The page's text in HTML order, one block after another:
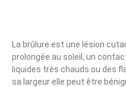
La brûlure est une lésion
prolongée au soleil, un
liquides très chauds ou des
sa largeur elle peut être